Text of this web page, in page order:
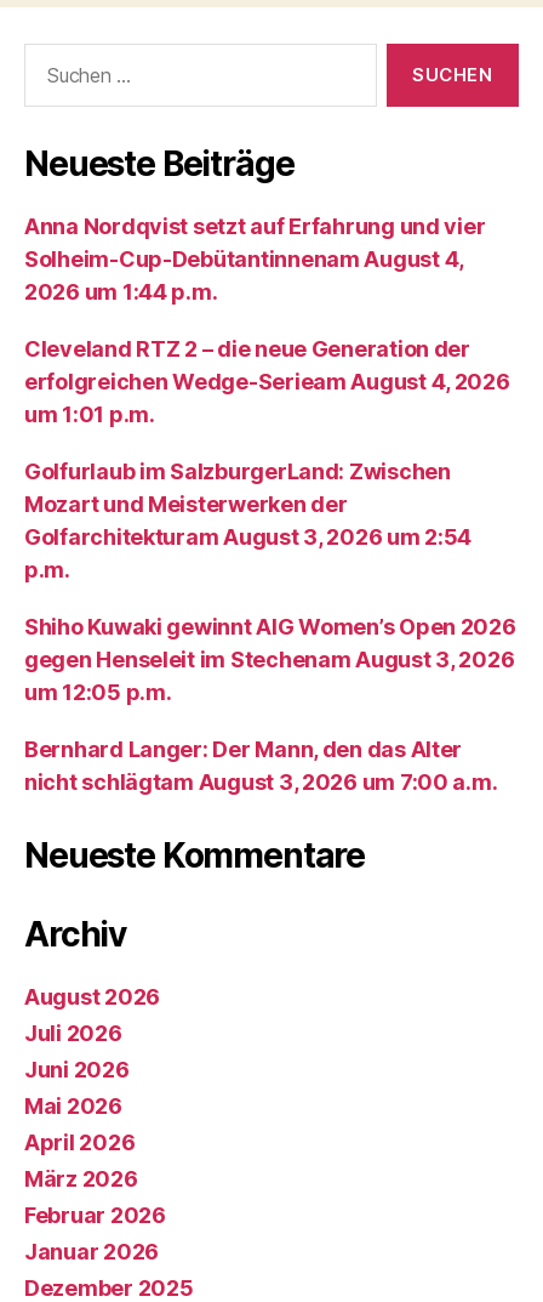
nach:
Neueste Beiträge
Anna Nordqvist setzt auf Erfahrung und vier
Solheim-Cup-Debütantinnenam August 4,
2026 um 1:44 p.m.
Cleveland RTZ 2 – die neue Generation der
erfolgreichen Wedge-Serieam August 4, 2026
um 1:01 p.m.
Golfurlaub im SalzburgerLand: Zwischen
Mozart und Meisterwerken der
Golfarchitekturam August 3, 2026 um 2:54
p.m.
Shiho Kuwaki gewinnt AIG Women’s Open 2026
gegen Henseleit im Stechenam August 3, 2026
um 12:05 p.m.
Bernhard Langer: Der Mann, den das Alter
nicht schlägtam August 3, 2026 um 7:00 a.m.
Neueste Kommentare
Archiv
August 2026
Juli 2026
Juni 2026
Mai 2026
April 2026
März 2026
Februar 2026
Januar 2026
Dezember 2025